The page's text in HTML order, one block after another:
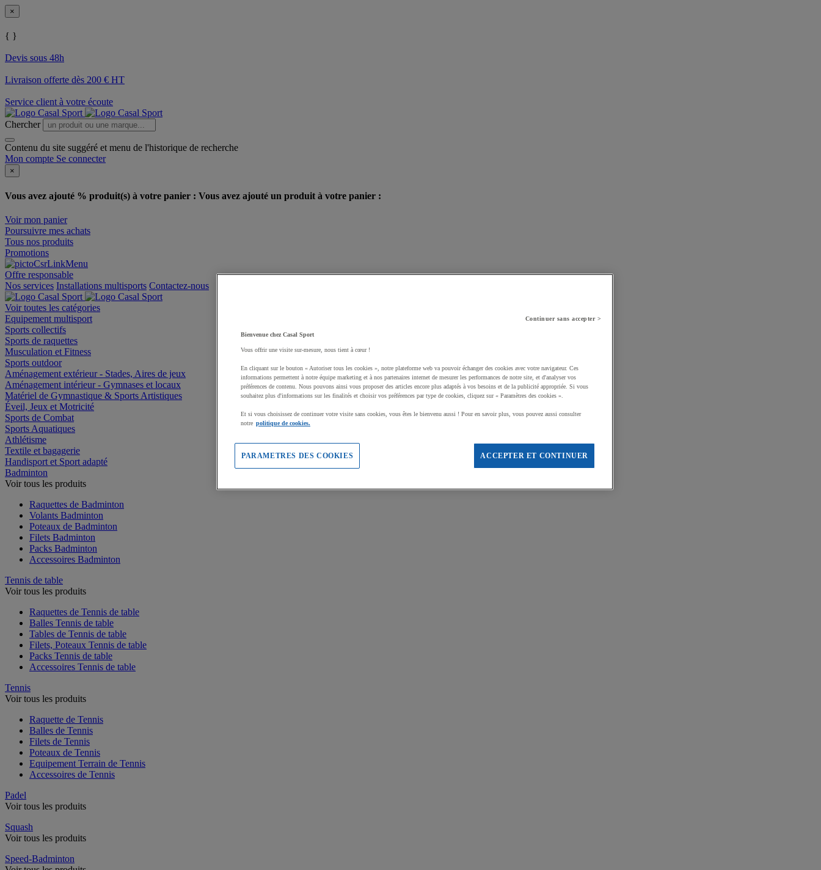
×
{ }
Devis sous 48h
Livraison offerte dès 200 € HT
Service client à votre écoute
Chercher
Contenu du site suggéré et menu de l'historique de recherche
Mon compte Se connecter
×
Vous avez ajouté % produit(s) à votre panier : Vous avez ajouté un produit à votre panier :
Voir mon panier
Poursuivre mes achats
Tous nos produits
Promotions
Offre responsable
Nos services Installations multisports Contactez-nous
Voir toutes les catégories
Equipement multisport
Sports collectifs
Sports de raquettes
Musculation et Fitness
Sports outdoor
Aménagement extérieur - Stades, Aires de jeux
Aménagement intérieur - Gymnases et locaux
Matériel de Gymnastique & Sports Artistiques
Éveil, Jeux et Motricité
Sports de Combat
Sports Aquatiques
Athlétisme
Textile et bagagerie
Handisport et Sport adapté
Badminton
Voir tous les produits
Raquettes de Badminton
Volants Badminton
Poteaux de Badminton
Filets Badminton
Packs Badminton
Accessoires Badminton
Tennis de table
Voir tous les produits
Raquettes de Tennis de table
Balles Tennis de table
Tables de Tennis de table
Filets, Poteaux Tennis de table
Packs Tennis de table
Accessoires Tennis de table
Tennis
Voir tous les produits
Raquette de Tennis
Balles de Tennis
Filets de Tennis
Poteaux de Tennis
Equipement Terrain de Tennis
Accessoires de Tennis
Padel
Voir tous les produits
Squash
Voir tous les produits
Speed-Badminton
Continuer sans accepter >
Bienvenue chez Casal Sport
Vous offrir une visite sur-mesure, nous tient à cœur !
En cliquant sur le bouton « Autoriser tous les cookies », notre plateforme web va pouvoir échanger des cookies avec votre navigateur. Ces
informations permettent à notre équipe marketing et à nos partenaires internet de mesurer les performances de notre site, et d'analyser vos
préférences de contenu. Nous pouvons ainsi vous proposer des articles encore plus adaptés à vos besoins et de la publicité appropriée. Si vous
souhaitez plus d'informations sur les finalités et choisir vos préférences par type de cookies, cliquez sur « Paramètres des cookies ».
Et si vous choisissez de continuer votre visite sans cookies, vous êtes le bienvenu aussi ! Pour en savoir plus, vous pouvez aussi consulter
notre politique de cookies.
ACCEPTER ET CONTINUER
PARAMETRES DES COOKIES